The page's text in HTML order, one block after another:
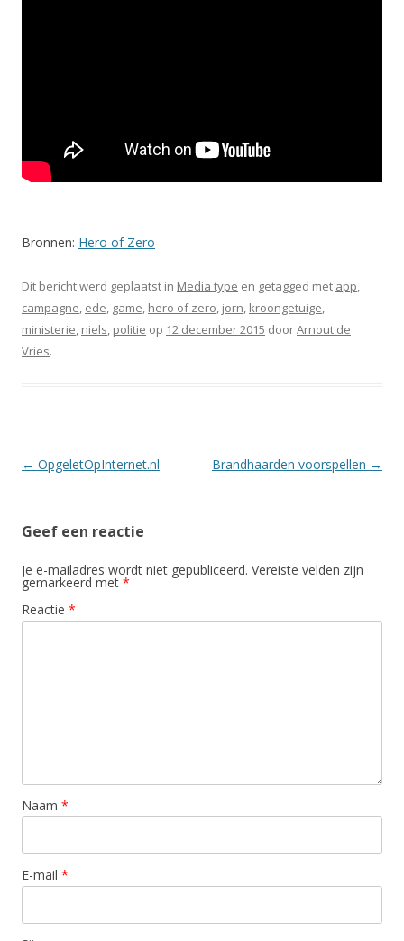
Bronnen: Hero of Zero
Dit bericht werd geplaatst in Media type en getagged met app,
campagne, ede, game, hero of zero, jorn, kroongetuige,
ministerie, niels, politie op 12 december 2015 doorArnout de
Vries.
Berichtnavigatie
← OpgeletOpInternet.nl Brandhaarden voorspellen →
Geef een reactie
Je e-mailadres wordt niet gepubliceerd. Vereiste velden zijn
gemarkeerd met *
Reactie *
Naam *
E-mail *